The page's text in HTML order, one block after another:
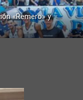
«Remero» y